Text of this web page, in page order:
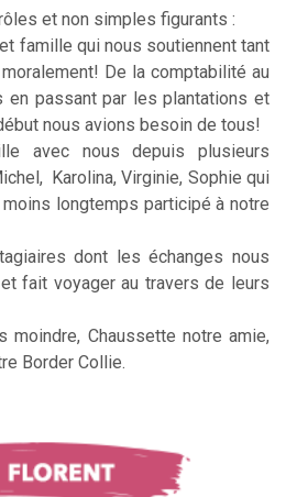
et non simples figurants :
famille qui nous soutiennent tant
De la comptabilité au
en passant par les plantations et
nous avions besoin de tous!
avec nous depuis plusieurs
Karolina, Virginie, Sophie qui
longtemps participé à notre
dont les échanges nous
fait voyager au travers de leurs
moindre, Chaussette notre amie,
Border Collie.